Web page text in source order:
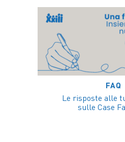
FAQ
Le risposte alle
sulle Case